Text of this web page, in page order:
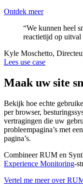
Ontdek meer
“We kunnen heel
reactietijd op uitval
Kyle Moschetto,
Lees use case
Maak uw site
Bekijk hoe echte
per browser,
vertragingen die uw
probleempagina’s met
pagina’s.
Combineer RUM en
Experience Monitoring-
Vertel me meer over